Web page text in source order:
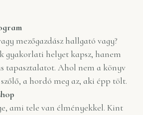
mezőgazdász hallgató vagy?
gyakorlati helyet kapsz, hanem
tapasztalatot. Ahol nem a könyv
a hordó meg az, aki épp tölt.
ami tele van élményekkel. Kint